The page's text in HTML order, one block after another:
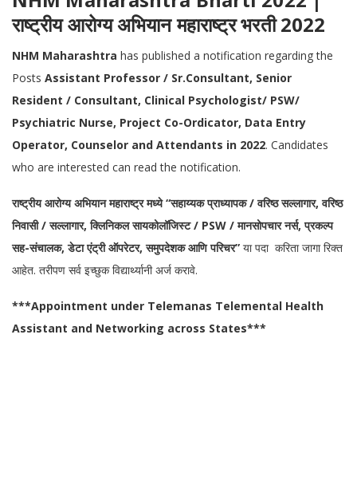
राष्ट्रीय आरोग्य अभियान महाराष्ट्र भरती 2022
NHM Maharashtra has published a notification regarding the
Posts Assistant Professor / Sr.Consultant, Senior
Resident / Consultant, Clinical Psychologist/ PSW/
Psychiatric Nurse, Project Co-Ordicator, Data Entry
Operator, Counselor and Attendants in 2022. Candidates
who are interested can read the notification.
राष्ट्रीय आरोग्य अभियान महाराष्ट्र मध्ये “सहाय्यक प्राध्यापक / वरिष्ठ सल्लागार, वरिष्ठ
निवासी / सल्लागार, क्लिनिकल सायकोलॉजिस्ट / PSW / मानसोपचार नर्स, प्रकल्प
सह-संचालक, डेटा एंट्री ऑपरेटर, समुपदेशक आणि परिचर” या पदा करिता जागा रिक्त
आहेत. तरीपण सर्व इच्छुक विद्यार्थ्यानी अर्ज करावे.
***Appointment under Telemanas Telemental Health
Assistant and Networking across States***